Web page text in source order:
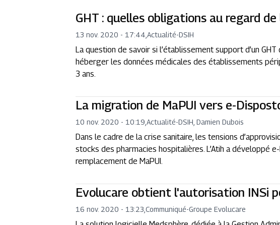
GHT : quelles obligations au regard
13 nov. 2020 - 17:44 ,Actualité-DSIH
La question de savoir si l’établissement support d’un
héberger les données médicales des établissements
3 ans.
La migration de MaPUI vers e-
10 nov. 2020 - 10:19 ,Actualité-DSIH, Damien Dubois
Dans le cadre de la crise sanitaire, les tensions
stocks des pharmacies hospitalières. L’Atih a développé
remplacement de MaPUI.
Evolucare obtient l'autorisation INSi
16 nov. 2020 - 13:23 ,Communiqué-Groupe Evolucare